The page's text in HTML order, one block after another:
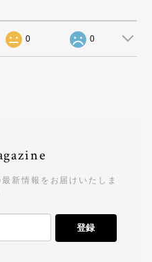
0 0
新情報をお届けいたしま
登録